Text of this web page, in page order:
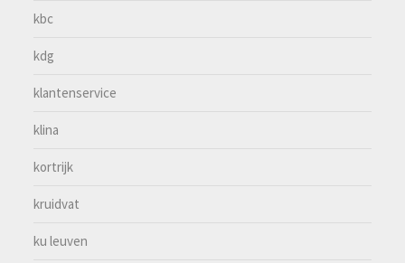
kbc
kdg
klantenservice
klina
kortrijk
kruidvat
ku leuven